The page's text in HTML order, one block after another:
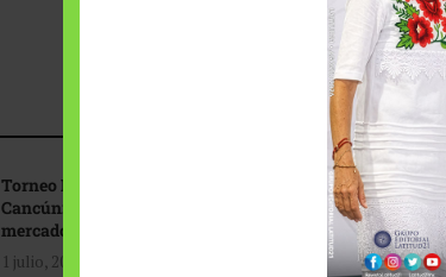
Tecnológico de
3 agosto, 2026
Torneo Internacional de Pesca
Cancún: Navegando hacia nuevos
mercados
1 julio, 2026